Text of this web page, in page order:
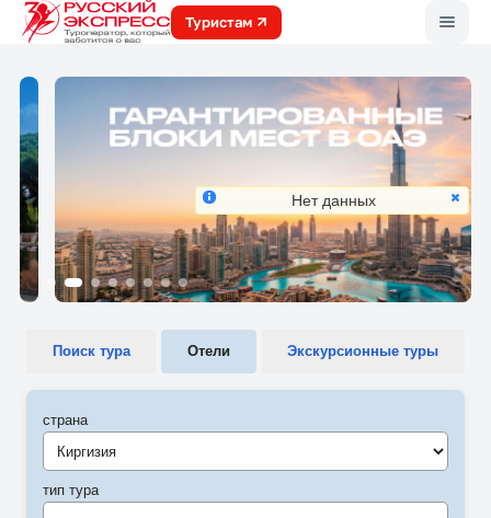
Туристам
Поиск тура Отели Экскурсионные туры
страна
Киргизия
тип тура
Нет данных